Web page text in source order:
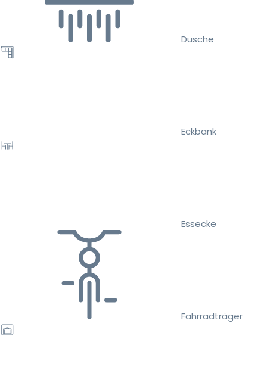
Dusche
Eckbank
Essecke
Fahrradträger